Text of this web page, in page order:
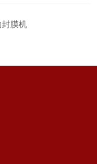
膜机